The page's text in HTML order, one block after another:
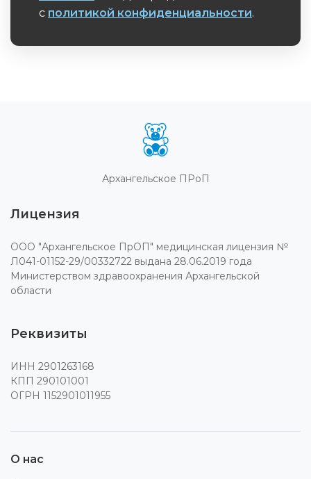
с политикой конфиденциальности.
Архангельское ПРоП
Лицензия
ООО "Архангельское ПрОП" медицинская лицензия №
Л041-01152-29/00332722 выдана 28.06.2019 года
Министерством здравоохранения Архангельской
области
Реквизиты
ИНН 2901263168
КПП 290101001
ОГРН 1152901011955
О нас